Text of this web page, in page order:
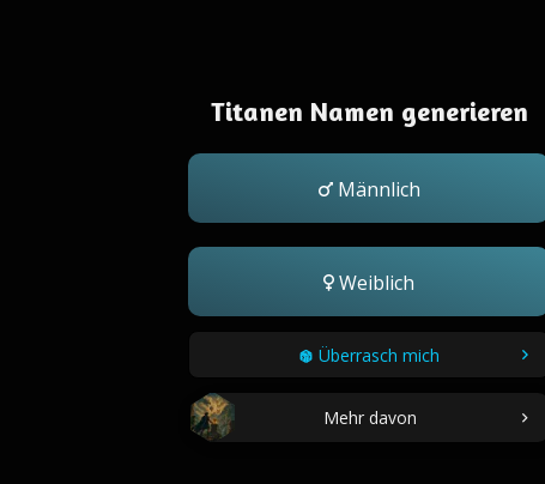
Titanen Namen generieren
Männlich
Weiblich
Überrasch mich
Mehr davon